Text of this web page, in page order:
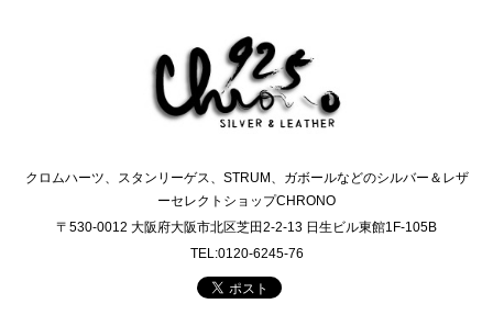
クロムハーツ、スタンリーゲス、STRUM、ガボールなどのシルバー＆レザ
ーセレクトショップCHRONO
〒530-0012 大阪府大阪市北区芝田2-2-13 日生ビル東館1F-105B
TEL:0120-6245-76